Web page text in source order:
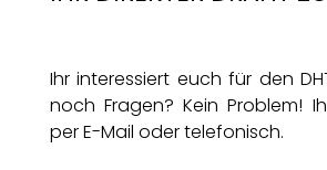
Ihr interessiert euch für den
noch Fragen? Kein Problem!
per E-Mail oder telefonisch.